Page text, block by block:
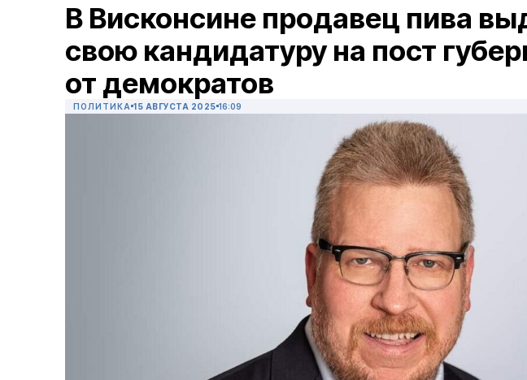
В Висконсине продавец пива
свою кандидатуру на пост
от демократов
ПОЛИТИКА 15 АВГУСТА 2025 16:09